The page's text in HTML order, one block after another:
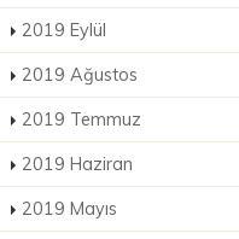
2019 Eylül
2019 Ağustos
2019 Temmuz
2019 Haziran
2019 Mayıs